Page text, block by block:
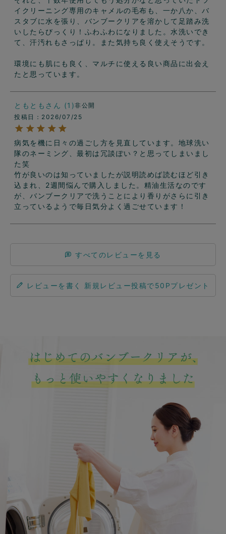
イクリーニング専用のキャメルの毛布も、一か八か、バ
スタブに水を張り、バンブークリアを溶かして足踏み洗
いしたらびっくり！ふわふわになりました。水洗いでき
て、汗汚れもさっぱり。また気持ち良く使えそうです。
環境にも肌にも良く、マルチに使える良い商品に出会え
たと思っています。
ともとも 1
非公開
投稿日
2026/07/25
病気を機に日々の過ごし方を見直しています。地球洗い
隊のネーミング、最初は冗談ぽい？と思ってしまいまし
た笑
竹が良いのは知っていましたが説明読めば読むほど引き
込まれ、2週間悩んで購入しました。精油生活なのです
が、バンブークリアで洗うことにより香りがさらに引き
立っているようで毎日気分よく過ごせています！
すべてのレビューを見る
レビューを書く